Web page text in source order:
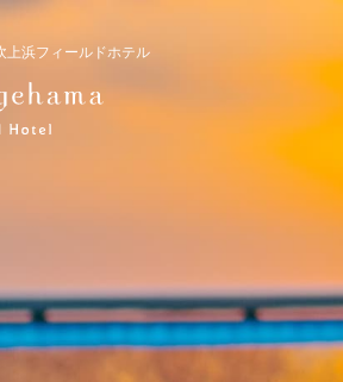
上浜フィールドホテル